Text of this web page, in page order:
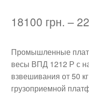
18100 грн. –
Промышленные
весы ВПД 1212 Р с
взвешивания от 50
грузоприемной